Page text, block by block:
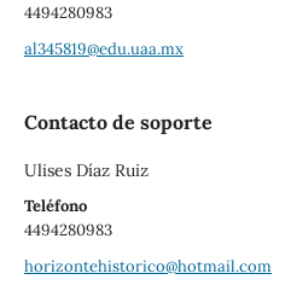
4494280983
al345819@edu.uaa.mx
Contacto de soporte
Ulises Díaz Ruiz
Teléfono
4494280983
horizontehistorico@hotmail.com